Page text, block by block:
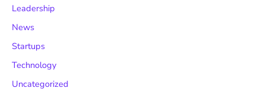
Leadership
News
Startups
Technology
Uncategorized